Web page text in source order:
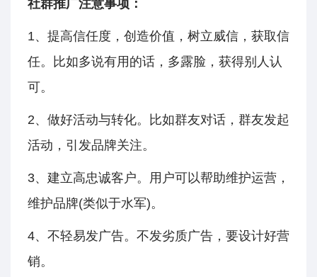
社群推广注意事项：
1、提高信任度，创造价值，树立威信，获取信
任。比如多说有用的话，多露脸，获得别人认
可。
2、做好活动与转化。比如群友对话，群友发起
活动，引发品牌关注。
3、建立高忠诚客户。用户可以帮助维护运营，
维护品牌(类似于水军)。
4、不轻易发广告。不发劣质广告，要设计好营
销。